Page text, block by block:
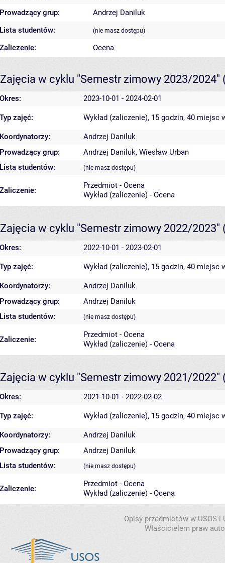
Prowadzący grup:
Andrzej Daniluk
Lista studentów:
(nie masz dostępu)
Zaliczenie: Ocena
Zajęcia w cyklu "Semestr zimowy 2023/2024"
Okres: 2023-10-01 - 2024-02-01
Typ zajęć: Wykład (zaliczenie), 15 godzin, 40 miejsc
Koordynatorzy:
Andrzej Daniluk
Prowadzący grup:
Andrzej Daniluk, Wiesław Urban
Lista studentów:
(nie masz dostępu)
Zaliczenie:
Przedmiot - Ocena
Wykład (zaliczenie) - Ocena
Zajęcia w cyklu "Semestr zimowy 2022/2023"
Okres: 2022-10-01 - 2023-02-01
Typ zajęć: Wykład (zaliczenie), 15 godzin, 40 miejsc
Koordynatorzy:
Andrzej Daniluk
Prowadzący grup:
Andrzej Daniluk
Lista studentów:
(nie masz dostępu)
Zaliczenie:
Przedmiot - Ocena
Wykład (zaliczenie) - Ocena
Zajęcia w cyklu "Semestr zimowy 2021/2022"
Okres: 2021-10-01 - 2022-02-02
Typ zajęć: Wykład (zaliczenie), 15 godzin, 40 miejsc
Koordynatorzy:
Andrzej Daniluk
Prowadzący grup:
Andrzej Daniluk
Lista studentów:
(nie masz dostępu)
Zaliczenie:
Przedmiot - Ocena
Wykład (zaliczenie) - Ocena
Opisy przedmiotów w USOS
Właścicielem praw